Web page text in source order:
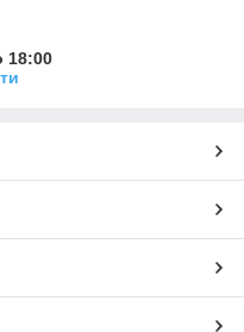
18:00